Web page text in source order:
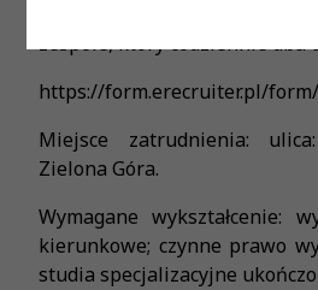
zespole, który codziennie dba
https://form.erecruiter.pl/form/
Miejsce zatrudnienia:
Zielona Góra.
Wymagane wykształcenie:
kierunkowe; czynne prawo
studia specjalizacyjne